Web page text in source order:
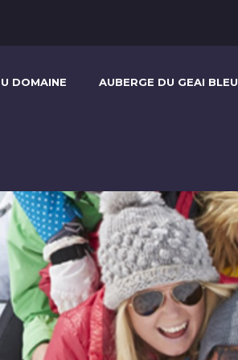
DOMAINE AUBERGE DU GEAI BLEU